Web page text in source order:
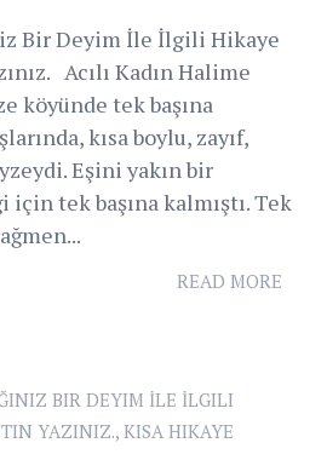
Bir Deyim İle İlgili Hikaye
Acılı Kadın Halime
köyünde tek başına
kısa boylu, zayıf,
Eşini yakın bir
tek başına kalmıştı. Tek
READ MORE
BIR DEYIM İLE İLGILI
YAZINIZ., KISA HIKAYE